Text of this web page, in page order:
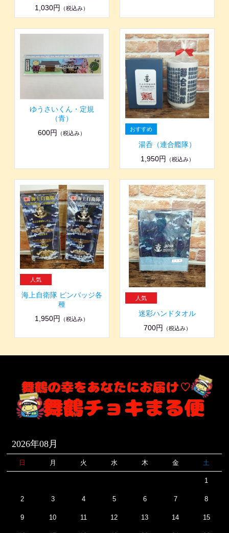
1,030円
（税込み）
ゆうさいくん・定規
（青）
600円
（税込み）
湯呑（連合艦隊）
1,950円
（税込み）
海上自衛隊 ピンバッジ各
種
1,950円
（税込み）
迷彩ハンドタオル
700円
（税込み）
2026年08月
日 月 火 水 木 金 土
1
2 3 4 5 6 7 8
9 10 11 12 13 14 15